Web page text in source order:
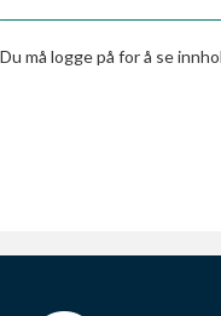
Boligmappa+
Få mer ut av
Du må logge på for å se